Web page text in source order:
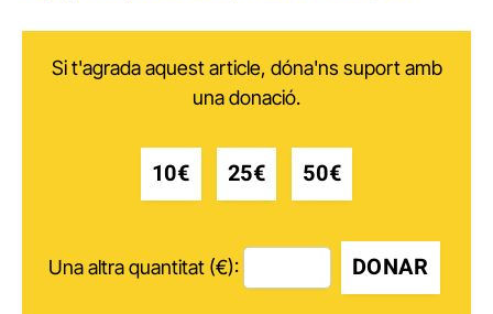
Si t'agrada aquest article, dóna'ns suport amb
una donació.
10€ 25€ 50€
Una altra quantitat (€): DONAR